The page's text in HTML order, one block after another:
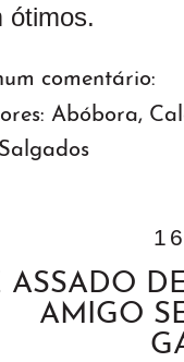
ótimos.
comentário:
Abóbora,
Salgados
ASSADO
AMIGO